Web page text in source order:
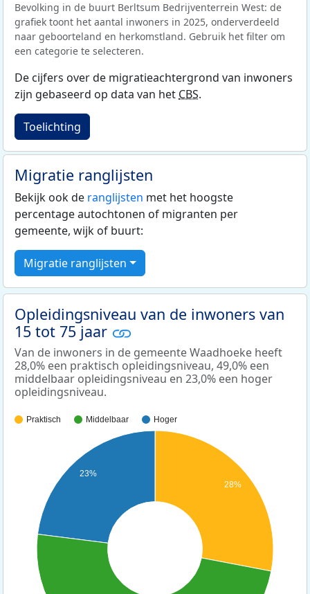
Bevolking in de buurt Berltsum Bedrijventerrein West: de
grafiek toont het aantal inwoners in 2025, onderverdeeld
naar geboorteland en herkomstland. Gebruik het filter om
een categorie te selecteren.
De cijfers over de migratieachtergrond van inwoners
zijn gebaseerd op data van het CBS.
Toelichting
Migratie ranglijsten
Bekijk ook de ranglijsten met het hoogste
percentage autochtonen of migranten per
gemeente, wijk of buurt:
Migratie ranglijsten
Opleidingsniveau van de inwoners van
15 tot 75 jaar
Van de inwoners in de gemeente Waadhoeke heeft
28,0% een praktisch opleidingsniveau, 49,0% een
middelbaar opleidingsniveau en 23,0% een hoger
opleidingsniveau.
Praktisch Middelbaar Hoger
28%
23%